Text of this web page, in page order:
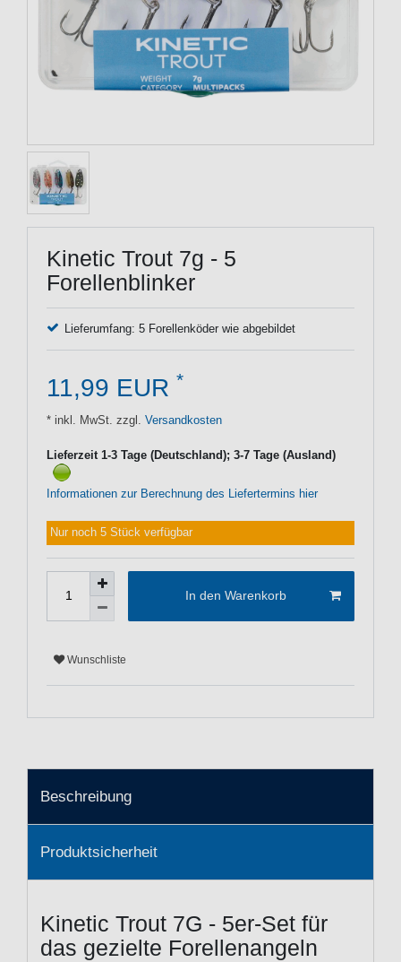
Kinetic Trout 7g - 5
Forellenblinker
Lieferumfang: 5 Forellenköder wie abgebildet
11,99 EUR *
* inkl. MwSt. zzgl. Versandkosten
Lieferzeit 1-3 Tage (Deutschland); 3-7 Tage (Ausland)
Informationen zur Berechnung des Liefertermins hier
Nur noch 5 Stück verfügbar
In den Warenkorb
Wunschliste
Beschreibung
Produktsicherheit
Kinetic Trout 7G - 5er-Set für
das gezielte Forellenangeln